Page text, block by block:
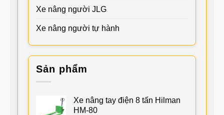
Xe nâng người JLG
Xe nâng người tự hành
Sản phẩm
Xe nâng tay điện 8 tấn Hilman
HM-80